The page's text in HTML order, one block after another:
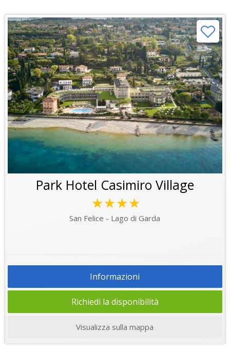
Park Hotel Casimiro Village
★★★★
San Felice - Lago di Garda
Informazioni
Richiedi la disponibilità
Visualizza sulla mappa